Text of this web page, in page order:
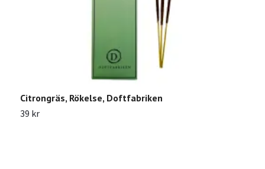
Citrongräs, Rökelse, Doftfabriken
39 kr